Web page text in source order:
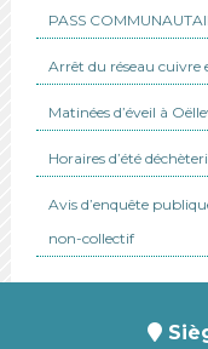
PASS
Arrêt du réseau cuivre
Matinées d’éveil à
Horaires d’été
Avis d’enquête
non-collectif